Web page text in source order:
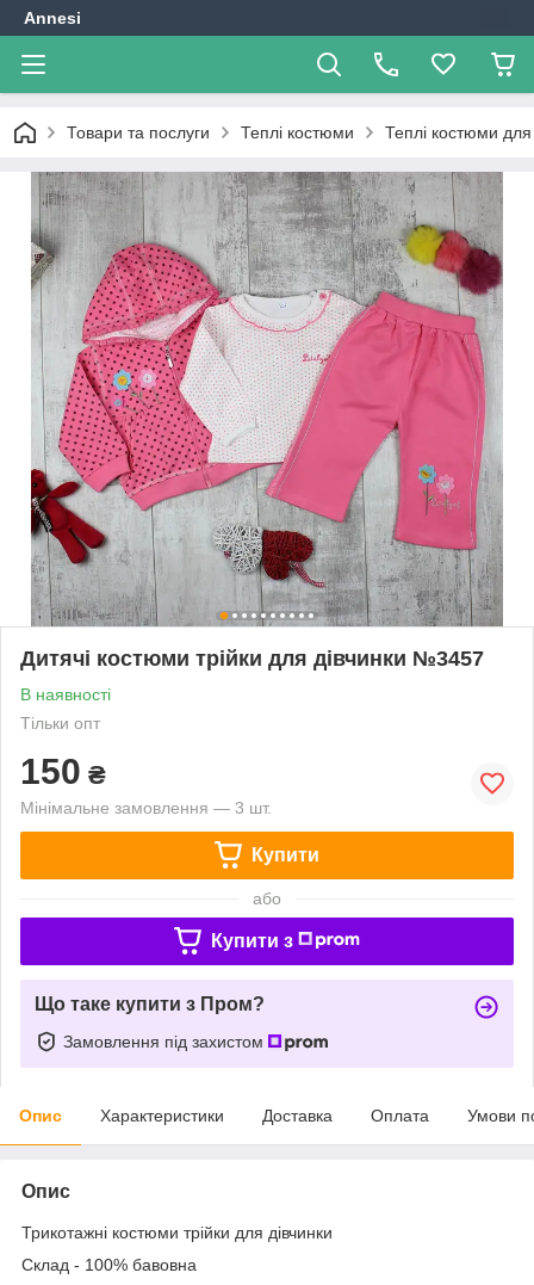
Annesi
Товари та послуги Теплі костюми Теплі костюми для
Дитячі костюми трійки для дівчинки №3457
В наявності
Тільки опт
150 ₴
Мінімальне замовлення — 3 шт.
Купити
або
Купити з
Що таке купити з Пром?
Замовлення під захистом
Опис Характеристики Доставка Оплата Умови
Опис
Трикотажні костюми трійки для дівчинки
Склад - 100% бавовна